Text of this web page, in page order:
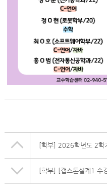
[학부] 2026학년도 2학기
[학부] [캡스톤설계1 수강